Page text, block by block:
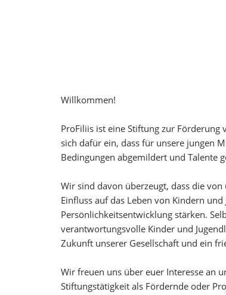
Willkommen!
ProFiliis ist eine Stiftung zur Förderung
sich dafür ein, dass für unsere jungen
Bedingungen abgemildert und Talente
Wir sind davon überzeugt, dass die
Einfluss auf das Leben von Kindern
Persönlichkeitsentwicklung stärken.
verantwortungsvolle Kinder und
Zukunft unserer Gesellschaft und ein
Wir freuen uns über euer Interesse an
Stiftungstätigkeit als Fördernde oder